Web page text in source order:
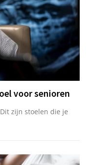
voor senioren
zijn stoelen die je